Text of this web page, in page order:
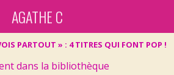
AGATHE C
PARTOUT » : 4 TITRES QUI FONT POP !
dans la bibliothèque